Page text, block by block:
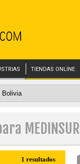
TIENDAS ONLINE
MEDINSUR
1 resultados